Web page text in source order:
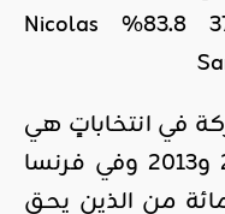
2007 44472834 37254242 83.8% Nicolas
في انتخاباتٍ هي
تلك التي في قبرص و 2008 و2013 وفي فرنسا
أكثر من 83 بالمائة من الذين يحق